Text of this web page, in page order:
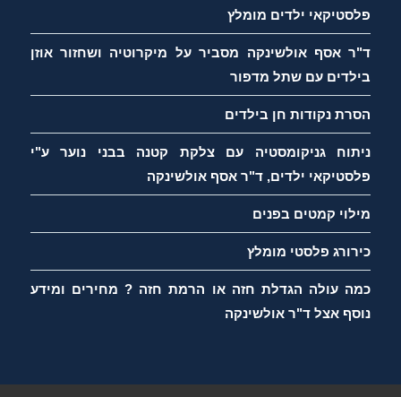
פלסטיקאי ילדים מומלץ
ד"ר אסף אולשינקה מסביר על מיקרוטיה ושחזור אוזן
בילדים עם שתל מדפור
הסרת נקודות חן בילדים
ניתוח גניקומסטיה עם צלקת קטנה בבני נוער ע"י
פלסטיקאי ילדים, ד"ר אסף אולשינקה
מילוי קמטים בפנים
כירורג פלסטי מומלץ
כמה עולה הגדלת חזה או הרמת חזה ? מחירים ומידע
נוסף אצל ד"ר אולשינקה